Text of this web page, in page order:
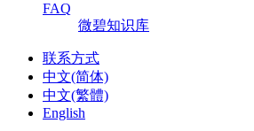
FAQ
微碧知识库
联系方式
中文(简体)
中文(繁體)
English